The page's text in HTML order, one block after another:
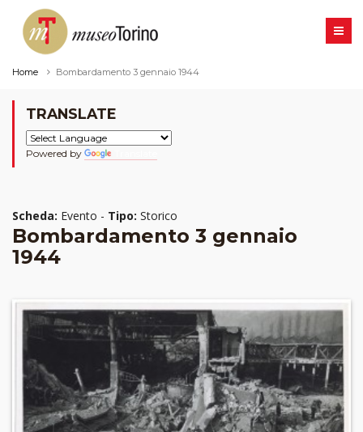
Home Bombardamento 3 gennaio 1944
TRANSLATE
Powered by
Scheda: Evento - Tipo: Storico
Bombardamento 3 gennaio
1944